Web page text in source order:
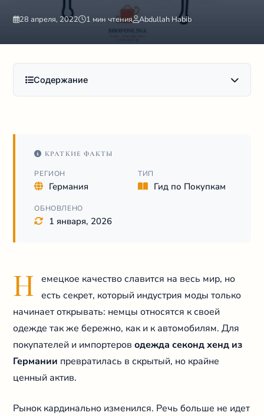
28 апреля, 2022 1 мин чтения Abdullah Habib
Содержание
КРАТКИЕ ФАКТЫ
РЕГИОН
Германия
ТИП
Гид по Покупкам
ОБНОВЛЕНО
1 января, 2026
Н
емецкое качество славится на весь мир, но
есть секрет, который индустрия моды только
начинает открывать: немцы относятся к своей
одежде так же бережно, как и к автомобилям. Для
покупателей и импортероводежда секонд хенд из
Германии превратилась в скрытый, но крайне
ценный актив.
Рынок кардинально изменился. Речь больше не идет